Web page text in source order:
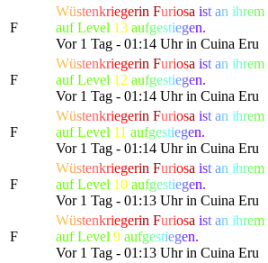
F
Wüstenkriegerin Furiosa ist an ihrem
auf Level 13 aufgestiegen.
Vor 1 Tag - 01:14 Uhr in Cuina Eru
F
Wüstenkriegerin Furiosa ist an ihrem
auf Level 12 aufgestiegen.
Vor 1 Tag - 01:14 Uhr in Cuina Eru
F
Wüstenkriegerin Furiosa ist an ihrem
auf Level 11 aufgestiegen.
Vor 1 Tag - 01:14 Uhr in Cuina Eru
F
Wüstenkriegerin Furiosa ist an ihrem
auf Level 10 aufgestiegen.
Vor 1 Tag - 01:13 Uhr in Cuina Eru
F
Wüstenkriegerin Furiosa ist an ihrem
auf Level 9 aufgestiegen.
Vor 1 Tag - 01:13 Uhr in Cuina Eru